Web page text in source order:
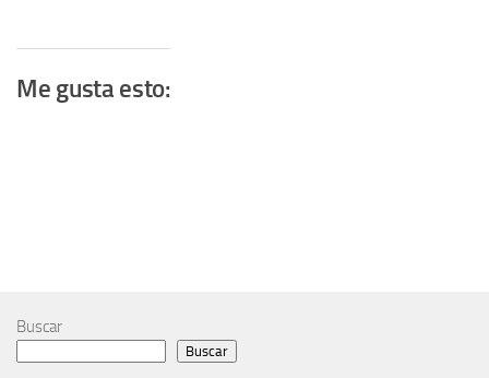
Me gusta esto:
Buscar
Buscar